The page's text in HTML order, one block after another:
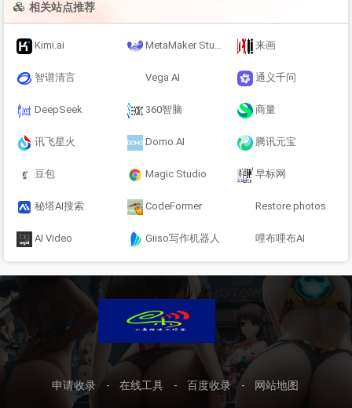
相关站点推荐
Kimi.ai MetaMaker Studio 来画
智谱清言 Vega AI 通义千问
DeepSeek 360智脑 商量
讯飞星火 Domo.AI 腾讯元宝
豆包 Magic Studio 早标网
秘塔AI搜索 CodeFormer Restore photos
AI Video Giiso写作机器人 哩布哩布AI
申请收录 - 在线工具 - 百度收录 - 网站地图